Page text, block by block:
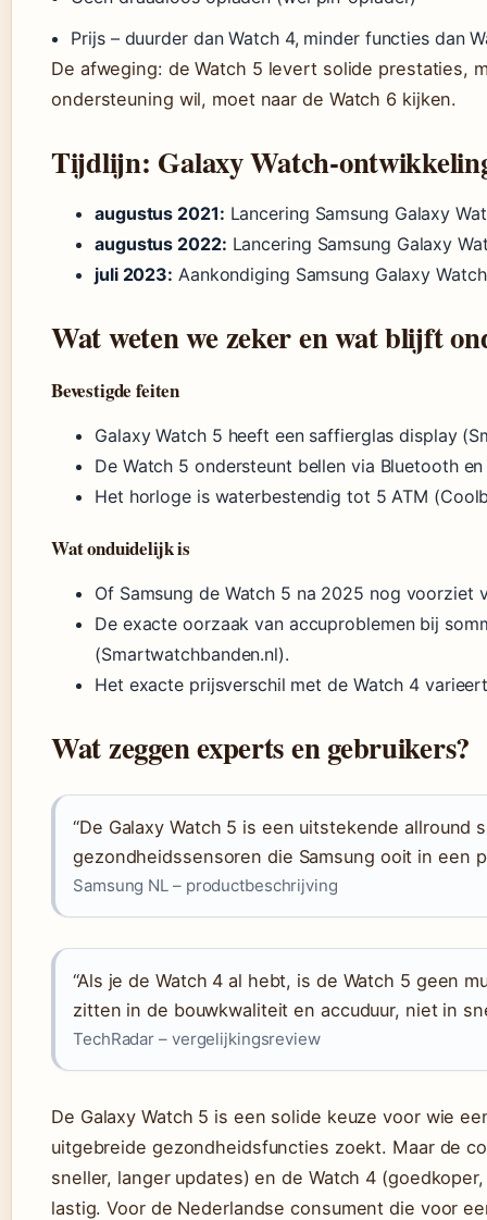
Prijs – duurder dan Watch 4, minder functies dan
De afweging: de Watch 5 levert solide prestaties,
ondersteuning wil, moet naar de Watch 6 kijken.
Tijdlijn: Galaxy Watch-
augustus 2021: Lancering Samsung Galaxy
augustus 2022: Lancering Samsung Galaxy
juli 2023: Aankondiging Samsung Galaxy
Wat weten we zeker en wat blijft
Bevestigde feiten
Galaxy Watch 5 heeft een saffierglas display
De Watch 5 ondersteunt bellen via Bluetooth en
Het horloge is waterbestendig tot 5 ATM
Wat onduidelijk is
Of Samsung de Watch 5 na 2025 nog voorziet
De exacte oorzaak van accuproblemen bij
(Smartwatchbanden.nl).
Het exacte prijsverschil met de Watch 4
Wat zeggen experts en gebruikers?
“De Galaxy Watch 5 is een uitstekende allround
gezondheidssensoren die Samsung ooit in een
Samsung NL – productbeschrijving
“Als je de Watch 4 al hebt, is de Watch 5 geen
zitten in de bouwkwaliteit en accuduur, niet in
TechRadar – vergelijkingsreview
De Galaxy Watch 5 is een solide keuze voor wie
uitgebreide gezondheidsfuncties zoekt. Maar de
sneller, langer updates) en de Watch 4
lastig. Voor de Nederlandse consument die voor